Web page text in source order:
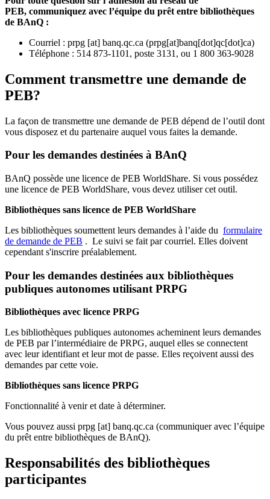
PEB, communiquez avec l’équipe du prêt entre bibliothèques
de BAnQ :
Courriel : prpg [at] banq.qc.ca (prpg[at]banq[dot]qc[dot]ca)
Téléphone : 514 873-1101, poste 3131, ou 1 800 363-9028
Comment transmettre une demande de
PEB?
La façon de transmettre une demande de PEB dépend de l’outil dont
vous disposez et du partenaire auquel vous faites la demande.
Pour les demandes destinées à BAnQ
BAnQ possède une licence de PEB WorldShare. Si vous possédez
une licence de PEB WorldShare, vous devez utiliser cet outil.
Bibliothèques sans licence de PEB WorldShare
Les bibliothèques soumettent leurs demandes à l’aide du formulaire
de demande de PEB . Le suivi se fait par courriel. Elles doivent
cependant s'inscrire préalablement.
Pour les demandes destinées aux bibliothèques
publiques autonomes utilisant PRPG
Bibliothèques avec licence PRPG
Les bibliothèques publiques autonomes acheminent leurs demandes
de PEB par l’intermédiaire de PRPG, auquel elles se connectent
avec leur identifiant et leur mot de passe. Elles reçoivent aussi des
demandes par cette voie.
Bibliothèques sans licence PRPG
Fonctionnalité à venir et date à déterminer.
Vous pouvez aussi prpg [at] banq.qc.ca (communiquer avec l’équipe
du prêt entre bibliothèques de BAnQ).
Responsabilités des bibliothèques
participantes